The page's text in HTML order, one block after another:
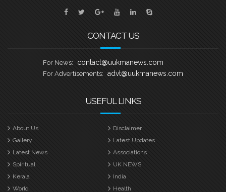
ബാസറ്റ്ലോ
CONTACT US
For News: contact@uukmanews.com
For Advertisements: advt@uukmanews.com
USEFUL LINKS
About Us
Disclaimer
Gallery
Latest Updates
Latest News
Associations
Spiritual
UK NEWS
Kerala
India
World
Health